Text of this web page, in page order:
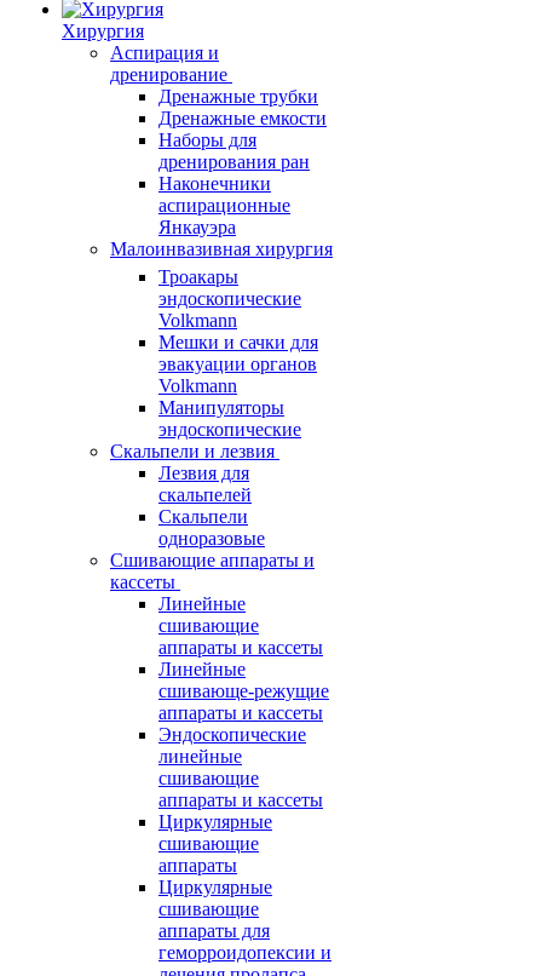
Хирургия
Аспирация и
дренирование
Дренажные трубки
Дренажные емкости
Наборы для
дренирования ран
Наконечники
аспирационные
Янкауэра
Малоинвазивная хирургия
Троакары
эндоскопические
Volkmann
Мешки и сачки для
эвакуации органов
Volkmann
Манипуляторы
эндоскопические
Скальпели и лезвия
Лезвия для
скальпелей
Скальпели
одноразовые
Сшивающие аппараты и
кассеты
Линейные
сшивающие
аппараты и кассеты
Линейные
сшивающе-режущие
аппараты и кассеты
Эндоскопические
линейные
сшивающие
аппараты и кассеты
Циркулярные
сшивающие
аппараты
Циркулярные
сшивающие
аппараты для
геморроидопексии и